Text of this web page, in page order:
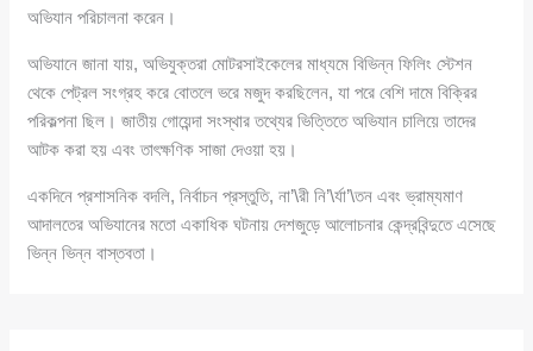
অভিযান পরিচালনা করেন।
অভিযানে জানা যায়, অভিযুক্তরা মোটরসাইকেলের মাধ্যমে বিভিন্ন ফিলিং স্টেশন
থেকে পেট্রল সংগ্রহ করে বোতলে ভরে মজুদ করছিলেন, যা পরে বেশি দামে বিক্রির
পরিকল্পনা ছিল। জাতীয় গোয়েন্দা সংস্থার তথ্যের ভিত্তিতে অভিযান চালিয়ে তাদের
আটক করা হয় এবং তাৎক্ষণিক সাজা দেওয়া হয়।
একদিনে প্রশাসনিক বদলি, নির্বাচন প্রস্তুতি, না’\রী নি’\র্যা’\তন এবং ভ্রাম্যমাণ
আদালতের অভিযানের মতো একাধিক ঘটনায় দেশজুড়ে আলোচনার কেন্দ্রবিন্দুতে এসেছে
ভিন্ন ভিন্ন বাস্তবতা।